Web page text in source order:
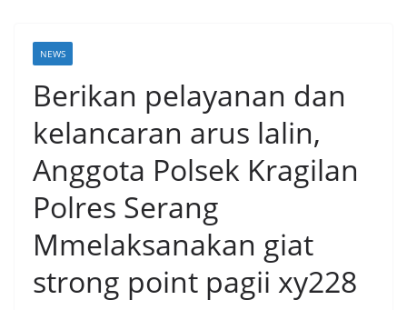
NEWS
Berikan pelayanan dan
kelancaran arus lalin,
Anggota Polsek Kragilan
Polres Serang
Mmelaksanakan giat
strong point pagii xy228